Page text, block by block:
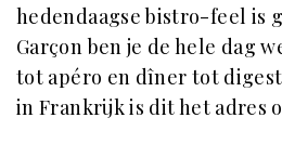
hedendaagse bistro-feel is
Garçon ben je de hele dag
tot apéro en dîner tot
in Frankrijk is dit het adres